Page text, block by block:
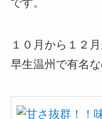
です。
１０月から１２
早生温州で有名な